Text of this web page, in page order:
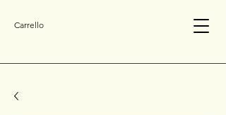
Carrello